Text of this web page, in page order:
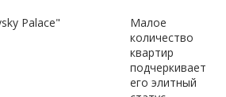
Малое
количество
квартир
подчеркивает
его элитный